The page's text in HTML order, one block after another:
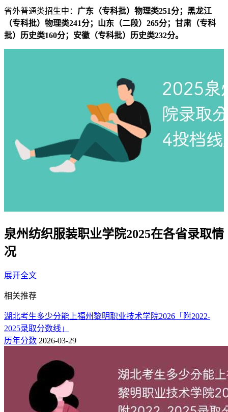
省外普通类招生中： 广东（专科批）物理类251分；黑龙江
（专科批）物理类241分；山东（二段）265分；甘肃（专科
批）历史类160分；安徽（专科批）历史类232分。
泉州纺织服装职业学院2025在各省录取情
况
泉州纺织服装职业学院2025年在各省普通类的录取最低录取分
（一）福建省内
在福建2025年专科批投档最低分为历史类236分，同比2024年
（220分）上张16分；物理类235分，同比2024年（300分）下
（二）全国其它省份
1、在安徽2025年专科批投档最低分：物理类254分，历史类
展开全文
相关推荐
湖北考生多少分能上福州黎明职业技术学院2026「附2022-
2025录取分数线」
历年分数 2026-03-29